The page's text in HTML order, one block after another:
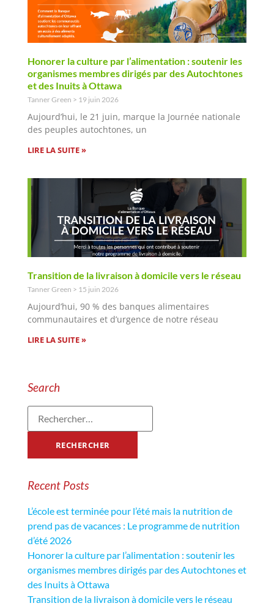
Honorer la culture par l’alimentation : soutenir les
organismes membres dirigés par des Autochtones
et des Inuits à Ottawa
Tanner Green 19 juin 2026
Aujourd’hui, le 21 juin, marque la Journée nationale
des peuples autochtones, un
LIRE LA SUITE »
Transition de la livraison à domicile vers le réseau
Tanner Green 15 juin 2026
Aujourd’hui, 90 % des banques alimentaires
communautaires et d’urgence de notre réseau
LIRE LA SUITE »
Search
Recent Posts
L’école est terminée pour l’été mais la nutrition de
prend pas de vacances : Le programme de nutrition
d’été 2026
Honorer la culture par l’alimentation : soutenir les
organismes membres dirigés par des Autochtones et
des Inuits à Ottawa
Transition de la livraison à domicile vers le réseau